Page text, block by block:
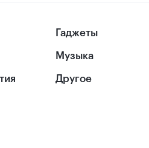
Гаджеты
Музыка
Другое